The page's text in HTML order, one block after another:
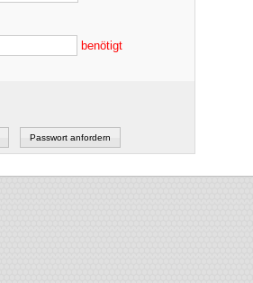
benötigt
Passwort anfordern